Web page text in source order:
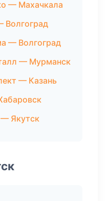
— Махачкала
Волгоград
— Волгоград
— Мурманск
— Казань
— Якутск